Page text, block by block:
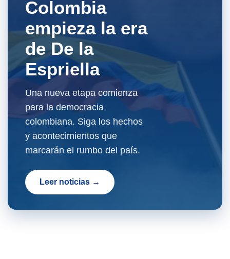
Colombia
empieza la era
de De la
Espriella
Una nueva etapa comienza
para la democracia
colombiana. Siga los hechos
y acontecimientos que
marcarán el rumbo del país.
Leer noticias →